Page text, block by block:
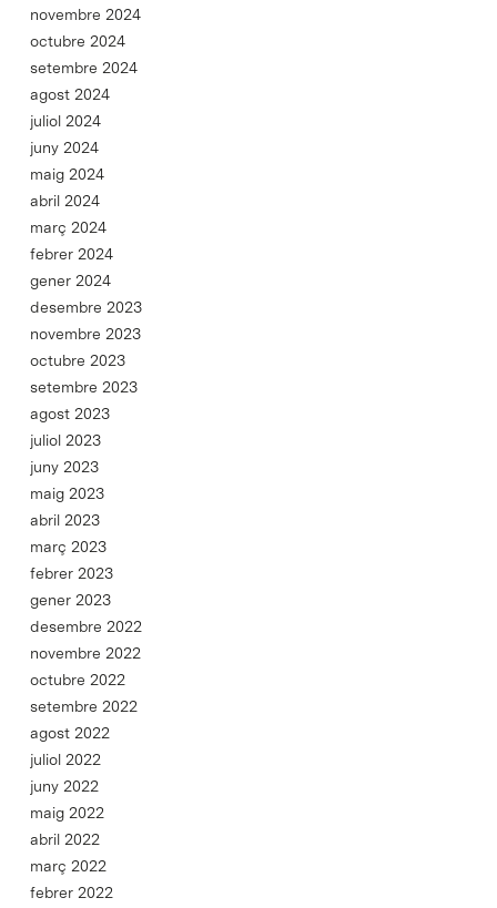
novembre 2024
octubre 2024
setembre 2024
agost 2024
juliol 2024
juny 2024
maig 2024
abril 2024
març 2024
febrer 2024
gener 2024
desembre 2023
novembre 2023
octubre 2023
setembre 2023
agost 2023
juliol 2023
juny 2023
maig 2023
abril 2023
març 2023
febrer 2023
gener 2023
desembre 2022
novembre 2022
octubre 2022
setembre 2022
agost 2022
juliol 2022
juny 2022
maig 2022
abril 2022
març 2022
febrer 2022